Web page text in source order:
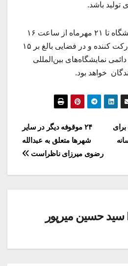
تولید باشد.
وی یادآور شد: این نمایشگاه تا ۲۱ مهرماه از ساعت ۱۶
تا ۲۱ با حضور ۵۰ مشارکت کننده و در فضایی بالغ بر ۱۵
نمایشگاه‌های بین‌المللی
خواهد بود.
۲۴ موقوفه دیگر در سایر
شهرها متعلق به عبدالله
رضوی میرزای ناظراست
سید حسین میرپور